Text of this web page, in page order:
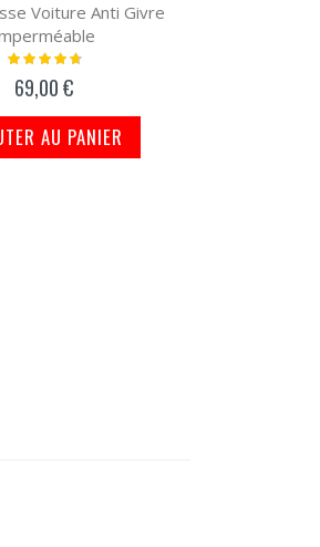
Voiture Anti Givre
Notation:
69,00 €
AU PANIER